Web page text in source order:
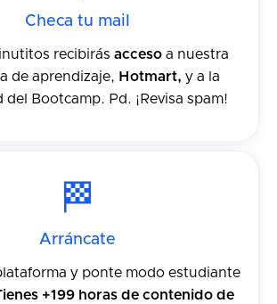
Checa tu mail
recibirás acceso a nuestra
de aprendizaje, Hotmart, y a la
del Bootcamp. Pd. ¡Revisa spam!
🏁
Arráncate
y ponte modo estudiante
+199 horas de contenido de